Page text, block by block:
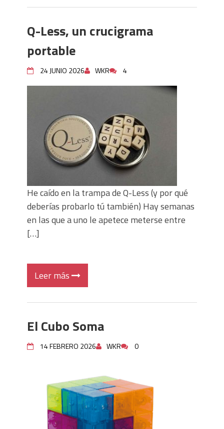
Q-Less, un crucigrama
portable
24 JUNIO 2026 WKR 4
He caído en la trampa de Q-Less (y por qué
deberías probarlo tú también) Hay semanas
en las que a uno le apetece meterse entre
[…]
Leer más
El Cubo Soma
14 FEBRERO 2026 WKR 0